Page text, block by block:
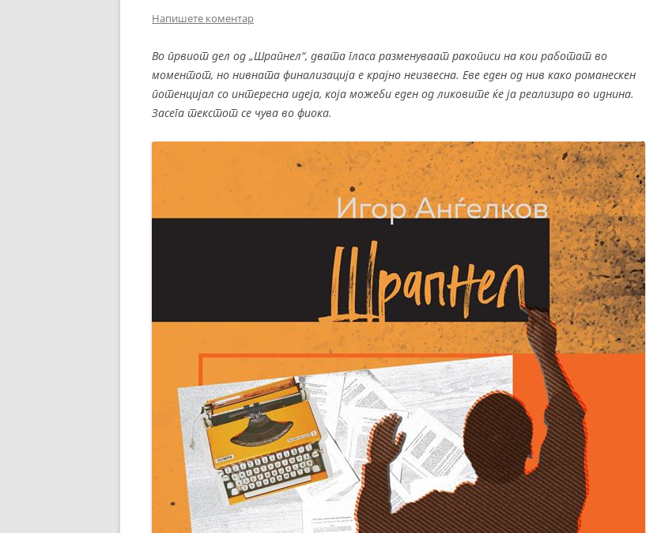
Напишете коментар
Во првиот дел од „Шрапнел“, двата гласа разменуваат ракописи на кои работат во
моментот, но нивната финализација е крајно неизвесна. Еве еден од нив како романескен
потенцијал со интересна идеја, која можеби еден од ликовите ќе ја реализира во иднина.
Засега текстот се чува во фиока.